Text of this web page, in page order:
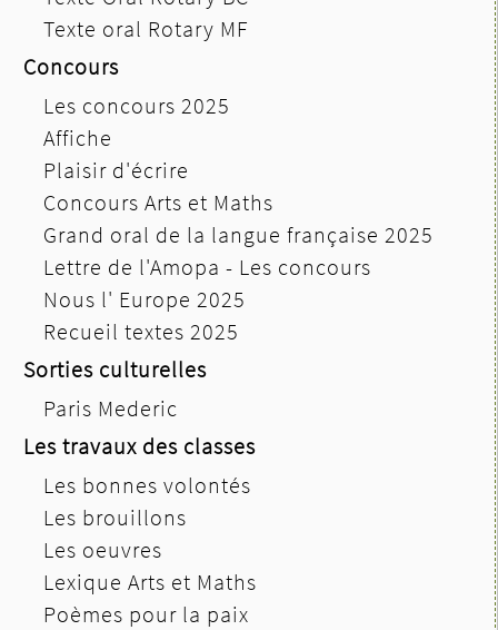
Texte oral Rotary MF
Concours
Les concours 2025
Affiche
Plaisir d'écrire
Concours Arts et Maths
Grand oral de la langue française 2025
Lettre de l'Amopa - Les concours
Nous l' Europe 2025
Recueil textes 2025
Sorties culturelles
Paris Mederic
Les travaux des classes
Les bonnes volontés
Les brouillons
Les oeuvres
Lexique Arts et Maths
Poèmes pour la paix